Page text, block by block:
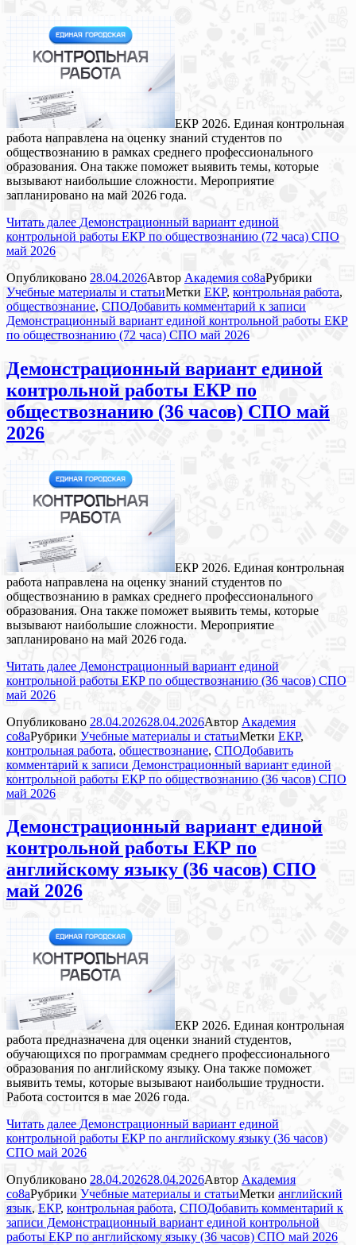
ЕКР 2026. Единая контрольная
работа направлена на оценку знаний студентов по
обществознанию в рамках среднего профессионального
образования. Она также поможет выявить темы, которые
вызывают наибольшие сложности. Мероприятие
запланировано на май 2026 года.
Читать далее Демонстрационный вариант единой
контрольной работы ЕКР по обществознанию (72 часа) СПО
май 2026
Опубликовано 28.04.2026Автор Академия co8aРубрики
Учебные материалы и статьиМетки ЕКР, контрольная работа,
обществознание, СПОДобавить комментарий к записи
Демонстрационный вариант единой контрольной работы ЕКР
по обществознанию (72 часа) СПО май 2026
Демонстрационный вариант единой
контрольной работы ЕКР по
обществознанию (36 часов) СПО май
2026
ЕКР 2026. Единая контрольная
работа направлена на оценку знаний студентов по
обществознанию в рамках среднего профессионального
образования. Она также поможет выявить темы, которые
вызывают наибольшие сложности. Мероприятие
запланировано на май 2026 года.
Читать далее Демонстрационный вариант единой
контрольной работы ЕКР по обществознанию (36 часов) СПО
май 2026
Опубликовано 28.04.202628.04.2026Автор Академия
co8aРубрики Учебные материалы и статьиМетки ЕКР,
контрольная работа, обществознание, СПОДобавить
комментарий к записи Демонстрационный вариант единой
контрольной работы ЕКР по обществознанию (36 часов) СПО
май 2026
Демонстрационный вариант единой
контрольной работы ЕКР по
английскому языку (36 часов) СПО
май 2026
ЕКР 2026. Единая контрольная
работа предназначена для оценки знаний студентов,
обучающихся по программам среднего профессионального
образования по английскому языку. Она также поможет
выявить темы, которые вызывают наибольшие трудности.
Работа состоится в мае 2026 года.
Читать далее Демонстрационный вариант единой
контрольной работы ЕКР по английскому языку (36 часов)
СПО май 2026
Опубликовано 28.04.202628.04.2026Автор Академия
co8aРубрики Учебные материалы и статьиМетки английский
язык, ЕКР, контрольная работа, СПОДобавить комментарий к
записи Демонстрационный вариант единой контрольной
работы ЕКР по английскому языку (36 часов) СПО май 2026